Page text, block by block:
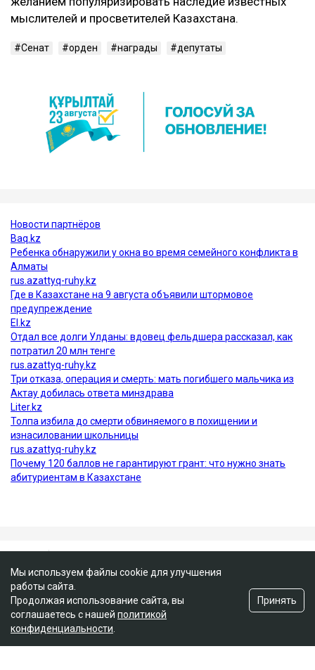
мыслителей и просветителей Казахстана.
Сенат орден награды депутаты
Мы используем файлы cookie для улучшения
работы сайта.
Продолжая использование сайта, вы
соглашаетесь с нашей политикой
конфиденциальности
Принять